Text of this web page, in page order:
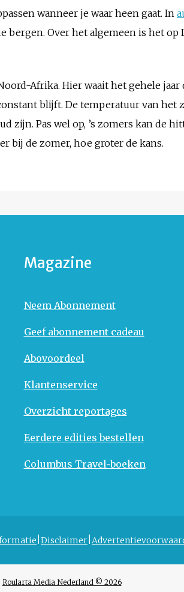
wanneer je waar heen gaat. In
bergen. Over het algemeen is het op
Afrika. Hier waait het gehele
blijft. De temperatuur van het
zijn. Pas wel op, ’s zomers kan de
bij de zomer, hoe groter de kans.
Magazine
Neem Abonnement
Geef abonnement cadeau
Abovoordeel
Klantenservice
Overzicht reportages
Eerdere edities bestellen
Columbus Travel-boeken
Disclaimer
Roularta Media Nederland © 2026